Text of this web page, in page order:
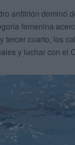
anfitrión dominó
femenina
tercer cuarto, los
y luchar con el